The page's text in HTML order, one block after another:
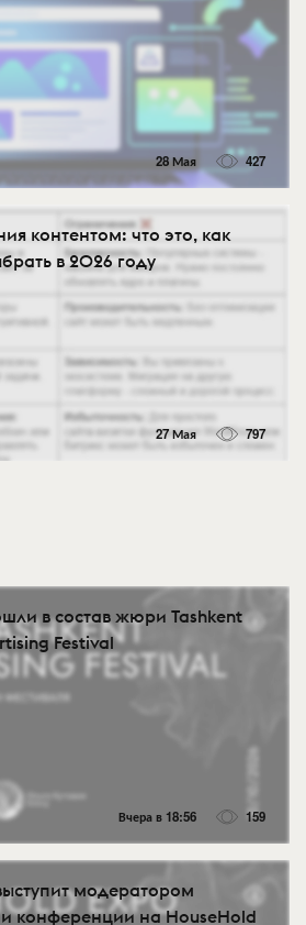
28 Мая 427
контентом: что это, как
в 2026 году
27 Мая 797
в состав жюри Tashkent
Festival
Вчера в 18:56 159
модератором
конференции на HouseHold